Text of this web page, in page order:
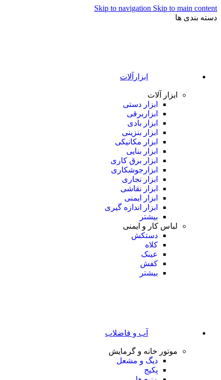
Skip to navigation Skip to main content
دسته بندی ها
ابزارآلات
ابزار آلات
ابزار دستی
ابزاربرقی
ابزار بادی
ابزار بنزینی
ابزار مکانیکی
ابزار بنایی
ابزار برق کاری
ابزارجوشکاری
ابزار نجاری
ابزار نقاشی
ابزار ایمنی
ابزار اندازه گیری
بیشتر
لباس کار و ایمنی
دستکش
کلاه
عینک
کفش
بیشتر
آب و فاضلاب
موتور خانه و گرمایش
دیگ و مشعل
پکیج